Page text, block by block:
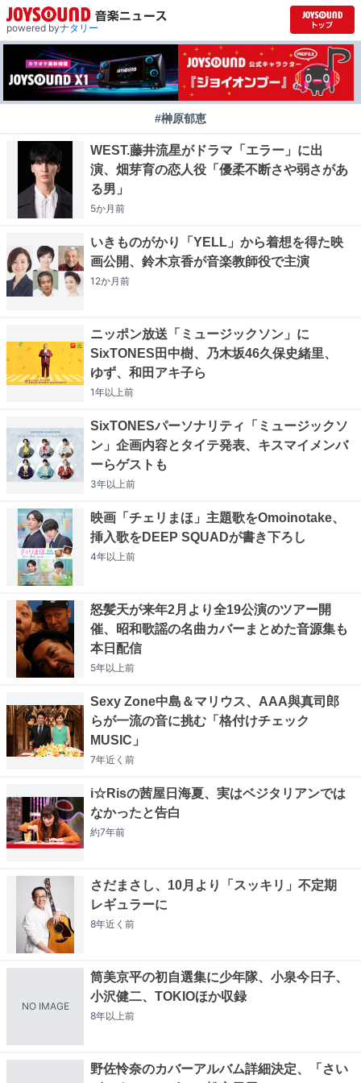
powered byナタリー
#榊原郁恵
WEST.藤井流星がドラマ「エラー」に出
演、畑芽育の恋人役「優柔不断さや弱さがあ
る男」
5か月前
いきものがかり「YELL」から着想を得た映
画公開、鈴木京香が音楽教師役で主演
12か月前
ニッポン放送「ミュージックソン」に
SixTONES田中樹、乃木坂46久保史緒里、
ゆず、和田アキ子ら
1年以上前
SixTONESパーソナリティ「ミュージックソ
ン」企画内容とタイテ発表、キスマイメンバ
ーらゲストも
3年以上前
映画「チェリまほ」主題歌をOmoinotake、
挿入歌をDEEP SQUADが書き下ろし
4年以上前
怒髪天が来年2月より全19公演のツアー開
催、昭和歌謡の名曲カバーまとめた音源集も
本日配信
5年以上前
Sexy Zone中島＆マリウス、AAA與真司郎
らが一流の音に挑む「格付けチェック
MUSIC」
7年近く 前
i☆Risの茜屋日海夏、実はベジタリアンでは
なかったと告白
約7年前
さだまさし、10月より「スッキリ」不定期
レギュラーに
8年近く 前
NO IMAGE
筒美京平の初自選集に少年隊、小泉今日子、
小沢健二、TOKIOほか収録
8年以上前
野佐怜奈のカバーアルバム詳細決定、「さい